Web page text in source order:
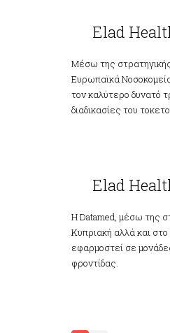
Elad
Μέσω της
Ευρωπαϊκά Νοσοκομεία
τον καλύτερο δυνατό
διαδικασίες του
Elad
H Datamed, μέσω της
Κυπριακή αλλά και
εφαρμοστεί σε
φροντίδας.